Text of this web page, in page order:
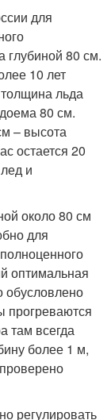
для
80 см.
10 лет
льда
80 см.
– высота
остается 20
и
около 80 см
для
оптимальная
обусловлено
прогреваются
там всегда
более 1 м,
регулировать